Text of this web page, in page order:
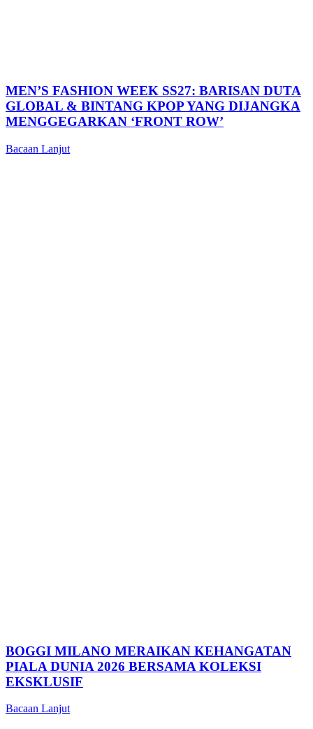
MEN’S FASHION WEEK SS27: BARISAN DUTA
GLOBAL & BINTANG KPOP YANG DIJANGKA
MENGGEGARKAN ‘FRONT ROW’
Bacaan Lanjut
BOGGI MILANO MERAIKAN KEHANGATAN
PIALA DUNIA 2026 BERSAMA KOLEKSI
EKSKLUSIF
Bacaan Lanjut